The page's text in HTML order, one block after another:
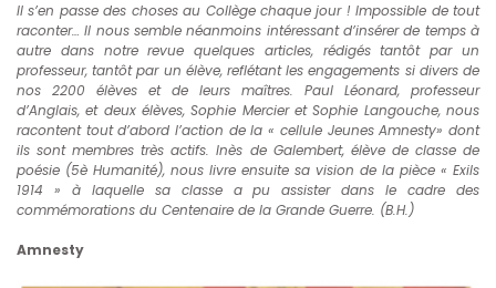
Il s’en passe des choses au Collège chaque jour ! Impossible de tout
raconter… Il nous semble néanmoins intéressant d’insérer de temps à
autre dans notre revue quelques articles, rédigés tantôt par un
professeur, tantôt par un élève, reflétant les engagements si divers de
nos 2200 élèves et de leurs maîtres. Paul Léonard, professeur
d’Anglais, et deux élèves, Sophie Mercier et Sophie Langouche, nous
racontent tout d’abord l’action de la « cellule Jeunes Amnesty» dont
ils sont membres très actifs. Inès de Galembert, élève de classe de
poésie (5è Humanité), nous livre ensuite sa vision de la pièce « Exils
1914 » à laquelle sa classe a pu assister dans le cadre des
commémorations du Centenaire de la Grande Guerre. (B.H.)
Amnesty